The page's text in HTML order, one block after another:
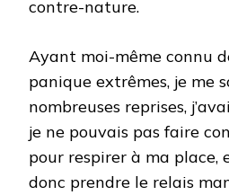
contre-nature.
Ayant moi-même connu
panique extrêmes, je me
nombreuses reprises,
je ne pouvais pas faire
pour respirer à ma place,
donc prendre le relais